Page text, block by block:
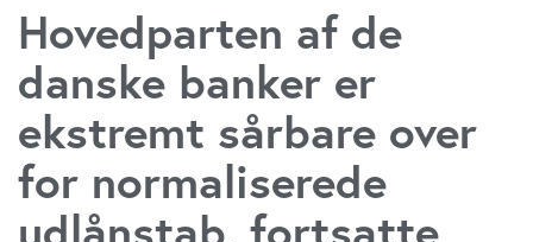
Hovedparten af de
danske banker er
ekstremt sårbare over
for normaliserede